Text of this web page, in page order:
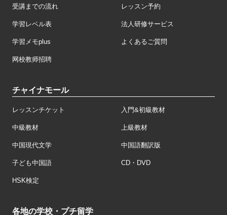
受講までの流れ レッスン予約
学習レベル表 法人研修サービス
学習メモplus よくあるご質問
网校教师招聘
チャイナモール
レッスンチケット 入門&初級教材
中級教材 上級教材
中国現代文学 中国語翻訳版
子ども中国語 CD・DVD
HSK検定
各地の学校・プチ留学